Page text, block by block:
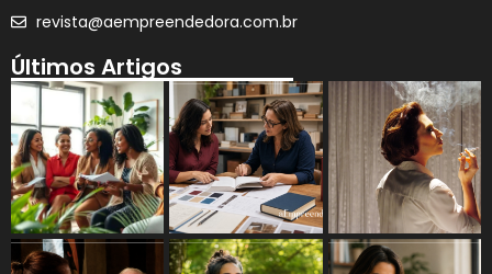
revista@aempreendedora.com.br
Últimos Artigos